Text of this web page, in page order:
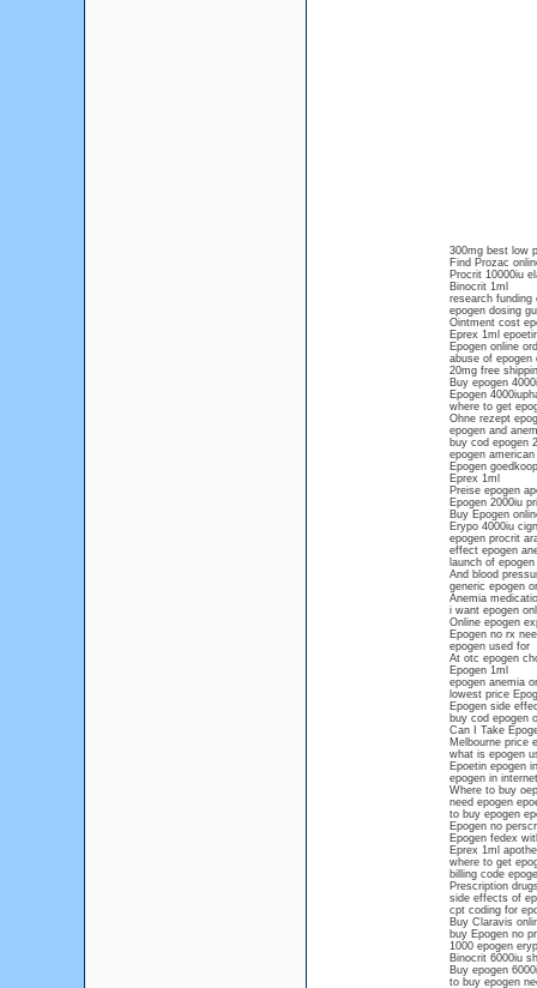
300mg best low
Find Prozac
Procrit 10000iu
Binocrit 1ml
research funding
epogen dosing
Ointment cost
Eprex 1ml
Epogen online
abuse of epogen
20mg free
Buy epogen
Epogen
where to get
Ohne rezept
epogen and
buy cod epogen
epogen
Epogen
Eprex 1ml
Preise epogen
Epogen 2000iu
Buy Epogen
Erypo 4000iu
epogen procrit
effect epogen
launch of epogen
And blood
generic epogen
Anemia
i want epogen
Online epogen
Epogen no rx
epogen used for
At otc epogen
Epogen 1ml
epogen anemia
lowest price
Epogen side
buy cod epogen
Can I Take
Melbourne price
what is epogen
Epoetin epogen
epogen in
Where to buy
need epogen
to buy epogen
Epogen no
Epogen fedex
Eprex 1ml
where to get
billing code
Prescription
side effects of
cpt coding for
Buy Claravis
buy Epogen no
1000 epogen
Binocrit 6000iu
Buy epogen
to buy epogen